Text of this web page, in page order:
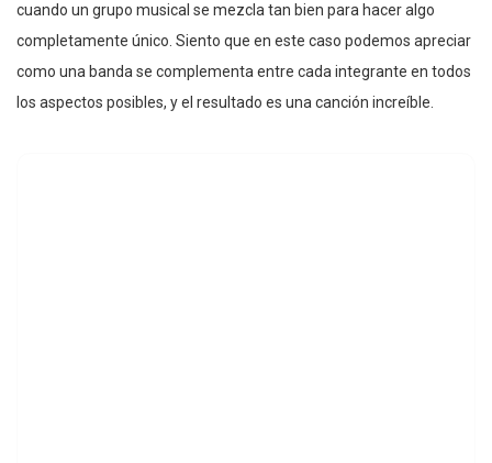
cuando un grupo musical se mezcla tan bien para hacer algo
completamente único. Siento que en este caso podemos apreciar
como una banda se complementa entre cada integrante en todos
los aspectos posibles, y el resultado es una canción increíble.